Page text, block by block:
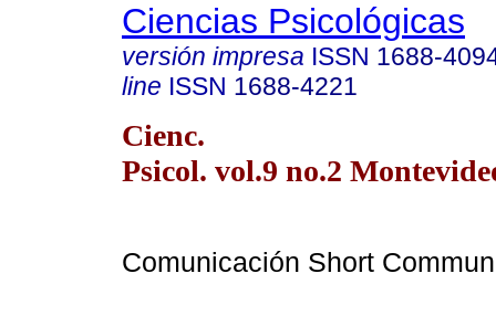
Ciencias Psicológicas
versión impresa ISSN 1688-
line ISSN 1688-4221
Cienc.
Psicol. vol.9 no.2
Comunicación Short